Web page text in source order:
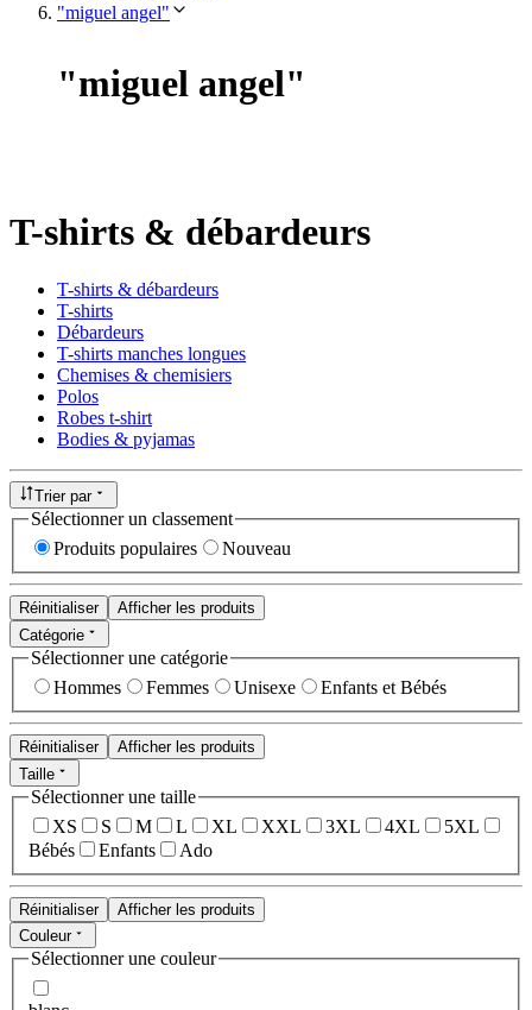
"miguel angel"
"miguel angel"
T-shirts & débardeurs
T-shirts & débardeurs
T-shirts
Débardeurs
T-shirts manches longues
Chemises & chemisiers
Polos
Robes t-shirt
Bodies & pyjamas
Trier par
Sélectionner un classement
Produits populaires
Nouveau
Réinitialiser
Afficher les produits
Catégorie
Sélectionner une catégorie
Hommes
Femmes Unisexe Enfants et Bébés
Réinitialiser
Afficher les produits
Taille
Sélectionner une taille
XS
S M L XL XXL 3XL 4XL
5XL
Bébés
Enfants Ado
Réinitialiser
Afficher les produits
Couleur
Sélectionner une couleur